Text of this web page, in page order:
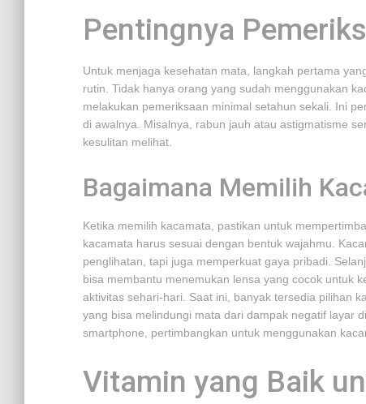
Pentingnya
Untuk menjaga kesehatan mata, langkah pertama
rutin. Tidak hanya orang yang sudah menggunakan
melakukan pemeriksaan minimal setahun sekali. Ini
di awalnya. Misalnya, rabun jauh atau astigmatisme
kesulitan melihat.
Bagaimana Memilih
Ketika memilih kacamata, pastikan untuk
kacamata harus sesuai dengan bentuk wajahmu.
penglihatan, tapi juga memperkuat gaya pribadi.
bisa membantu menemukan lensa yang cocok untuk
aktivitas sehari-hari. Saat ini, banyak tersedia pilihan
yang bisa melindungi mata dari dampak negatif layar
smartphone, pertimbangkan untuk menggunakan
Vitamin yang Baik